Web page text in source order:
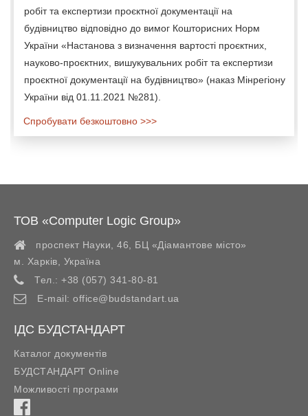
робіт та експертизи проєктної документації на
будівництво відповідно до вимог Кошторисних Норм
України «Настанова з визначення вартості проєктних,
науково-проєктних, вишукувальних робіт та експертизи
проєктної документації на будівництво» (наказ Мінрегіону
України від 01.11.2021 №281).
Спробувати безкоштовно >>>
ТОВ «Computer Logic Group»
проспект Науки, 46, БЦ «Діамантове місто»
м. Харків
Україна
Тел.: +38 (057) 341-80-81
E-mail: office@budstandart.ua
ІДС БУДСТАНДАРТ
Каталог документів
БУДСТАНДАРТ Online
Можливості програми